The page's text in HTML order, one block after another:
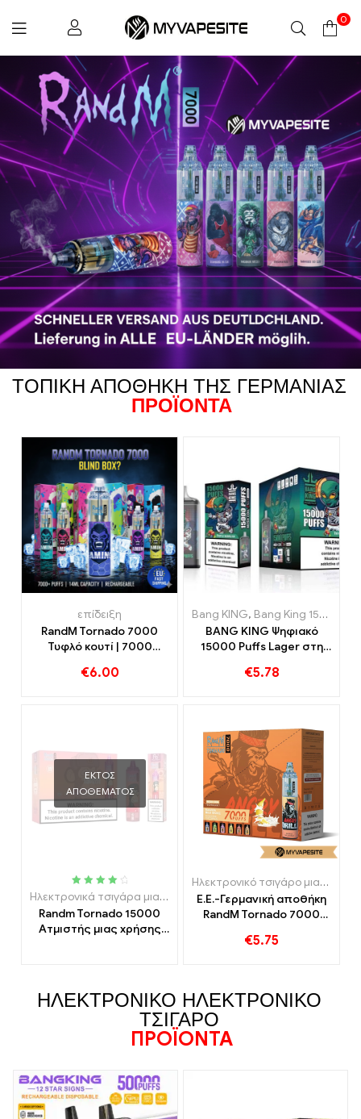
Myvapesite.de
0
ΤΟΠΙΚΉ ΑΠΟΘΉΚΗ ΤΗΣ ΓΕΡΜΑΝΊΑΣ
ΠΡΟΪΌΝΤΑ
επίδειξη
RandM Tornado 7000
Τυφλό κουτί | 7000
αποστολή στην ΕΕ
€6.00
Bang KING, Bang King 15000 Φουσκώματα
BANG KING Ψηφιακό
15000 Puffs Lager στη
χωρίς τρένα
€5.78
ΕΚΤΌΣ
ΑΠΟΘΈΜΑΤΟΣ
Ονομαστικό
Ηλεκτρονικά τσιγάρα μιας χρήσης
Randm Tornado 15000
Ατμιστής μιας χρήσης
Ηλεκτρονικό τσιγάρο μιας χρήσης με νικοτίνη
Ε.Ε.-Γερμανική αποθήκη
RandM Tornado 7000
7000 Φουσκώματα
€5.75
ΗΛΕΚΤΡΟΝΙΚΌ ΗΛΕΚΤΡΟΝΙΚΌ
ΤΣΙΓΆΡΟ
ΠΡΟΪΌΝΤΑ